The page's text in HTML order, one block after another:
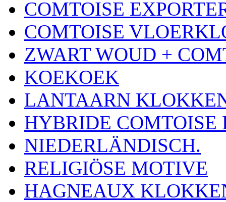
COMTOISE
COMTOISE
ZWART WOUD +
KOEKOEK
LANTAARN
HYBRIDE
NIEDERLÄNDISCH.
RELIGIÖSE MOTIVE
HAGNEAUX